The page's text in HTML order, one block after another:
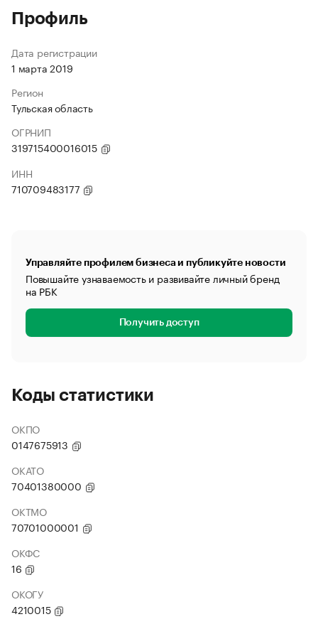
Профиль
Дата регистрации
1 марта 2019
Регион
Тульская область
ОГРНИП
319715400016015
ИНН
710709483177
Управляйте профилем бизнеса и публикуйте новости
Повышайте узнаваемость и развивайте личный бренд
на РБК
Получить доступ
Коды статистики
ОКПО
0147675913
ОКАТО
70401380000
ОКТМО
70701000001
ОКФС
16
ОКОГУ
4210015